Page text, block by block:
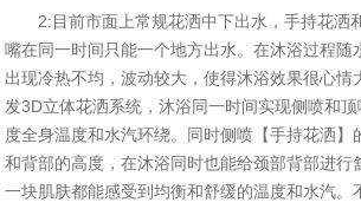
2:目前市面上常规花洒中下出水，手持花洒
嘴在同一时间只能一个地方出水。在沐浴过程随
出现冷热不均，波动较大，使得沐浴效果很心情
发3D立体花洒系统，沐浴同一时间实现侧喷和
度全身温度和水汽环绕。同时侧喷【手持花洒】
和背部的高度，在沐浴同时也能给颈部背部进行
一块肌肤都能感受到均衡和舒缓的温度和水汽。